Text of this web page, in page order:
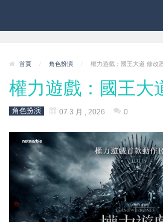
首頁 / 角色扮演 / 權力遊戲：國王大道 修改
權力遊戲：國王大
角色扮演 07 3 月 , 2026 0